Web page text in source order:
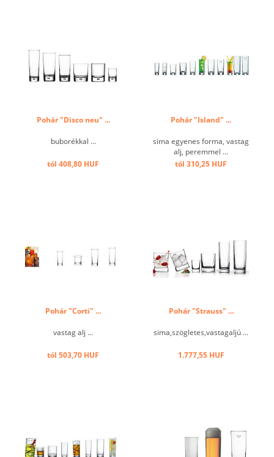
Pohár "Disco neu" ...
buborékkal ...
tól 408,80 HUF
Pohár "Island" ...
sima egyenes forma, vastag
alj, peremmel ...
tól 310,25 HUF
Pohár "Corti" ...
vastag alj ...
tól 503,70 HUF
Pohár "Strauss" ...
sima,szögletes,vastagaljú ...
1.777,55 HUF